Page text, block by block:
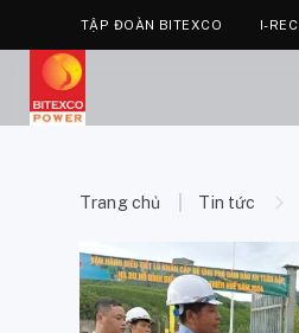
TẬP ĐOÀN BITEXCO I-
Trang chủ Tin tức